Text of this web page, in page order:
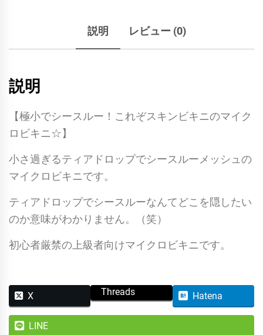
ス
ー
メ
ッ
シ
テ
ィ
ア
ッ
プ
Ｇ
説明 レビュー (0)
説明
【極小でシースルー！これぞスキンビキニのマイク
ロビキニ☆】
小さ過ぎるティアドロップでシースルーメッシュの
マイクロビキニです。
ティアドロップでシースルーなんてどこを隠したい
のか意味がわかりません。（笑）
初心者厳禁の上級者向けマイクロビキニです。
X Threads Hatena
LINE